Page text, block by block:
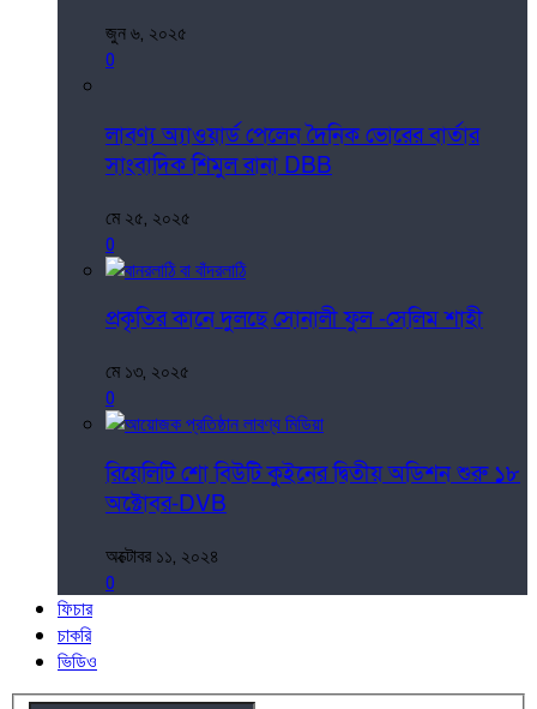
জুন ৬, ২০২৫
0
লাবণ্য অ্যাওয়ার্ড পেলেন দৈনিক ভোরের বার্তার
সাংবাদিক শিমুল রানা DBB
মে ২৫, ২০২৫
0
প্রকৃতির কানে দুলছে সোনালী ফুল -সেলিম শাহী
মে ১৩, ২০২৫
0
রিয়েলিটি শো বিউটি কুইনের দ্বিতীয় অডিশন শুরু ১৮
অক্টোবর-DVB
অক্টোবর ১১, ২০২৪
0
ফিচার
চাকরি
ভিডিও